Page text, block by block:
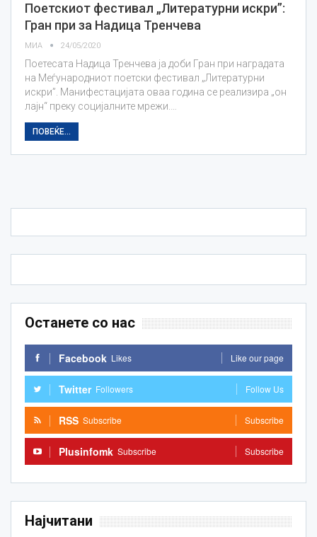
Поетскиот фестивал „Литературни искри”:
Гран при за Надица Тренчева
МИА 24/05/2020
Поетесата Надица Тренчева ја доби Гран при наградата
на Меѓународниот поетски фестивал „Литературни
искри”. Манифестацијата оваа година се реализира „он
лајн“ преку социјалните мрежи.…
ПОВЕЌЕ...
Останете со нас
Facebook Likes Like our page
Twitter Followers Follow Us
RSS Subscribe Subscribe
Plusinfomk Subscribe Subscribe
Најчитани